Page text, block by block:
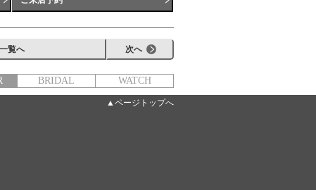
一覧へ 次へ
BRIDAL WATCH
▲ページトップへ